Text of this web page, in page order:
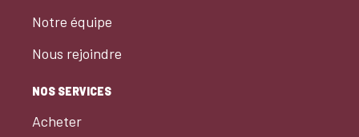
Notre équipe
Nous rejoindre
NOS SERVICES
Acheter